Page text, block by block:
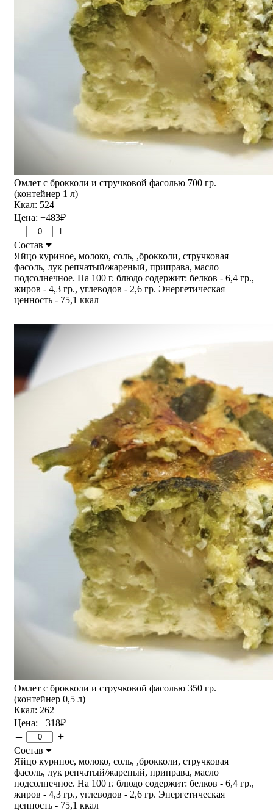
Омлет с брокколи и стручковой фасолью 700 гр.
(контейнер 1 л)
Ккал: 524
Цена: +483₽
– +
Состав
Яйцо куриное, молоко, соль, ,брокколи, стручковая
фасоль, лук репчатый/жареный, приправа, масло
подсолнечное. На 100 г. блюдо содержит: белков - 6,4 гр.,
жиров - 4,3 гр., углеводов - 2,6 гр. Энергетическая
ценность - 75,1 ккал
Омлет с брокколи и стручковой фасолью 350 гр.
(контейнер 0,5 л)
Ккал: 262
Цена: +318₽
– +
Состав
Яйцо куриное, молоко, соль, ,брокколи, стручковая
фасоль, лук репчатый/жареный, приправа, масло
подсолнечное. На 100 г. блюдо содержит: белков - 6,4 гр.,
жиров - 4,3 гр., углеводов - 2,6 гр. Энергетическая
ценность - 75,1 ккал